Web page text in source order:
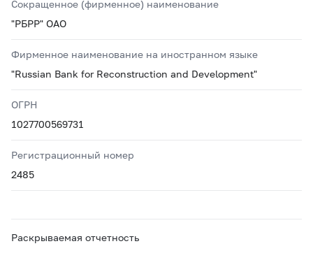
Сокращенное (фирменное) наименование
"РБРР" ОАО
Фирменное наименование на иностранном языке
"Russian Bank for Reconstruction and Development"
ОГРН
1027700569731
Регистрационный номер
2485
Раскрываемая отчетность